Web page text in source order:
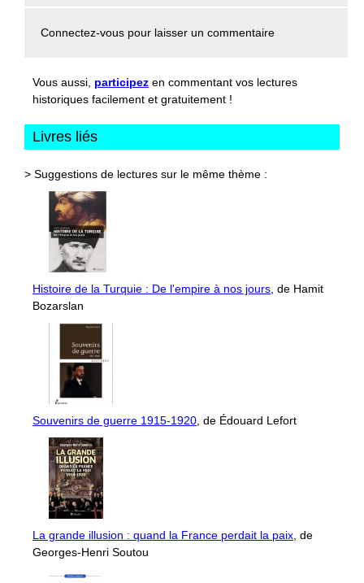
Connectez-vous pour laisser un commentaire
Vous aussi, participez en commentant vos lectures
historiques facilement et gratuitement !
Livres liés
> Suggestions de lectures sur le même thème :
Histoire de la Turquie : De l'empire à nos jours, de Hamit
Bozarslan
Souvenirs de guerre 1915-1920, de Édouard Lefort
La grande illusion : quand la France perdait la paix, de
Georges-Henri Soutou